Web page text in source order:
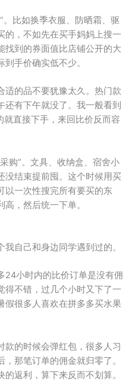
。比如换季衣服、防晒霜、驱
的，不如先在买手妈妈上搜一
找到的券面值比店铺公开的大
手价确实低不少。
适的品不要犹豫太久。热门款
有下午就没了。我一般看到
就直接下手，来回比价反而容
购”。文具、收纳盒、宿舍小
没结束提前囤。这个时候用买
以一次性搜完所有要买的东
，然后统一下单。
自己和身边同学遇到过的。
24小时内的比价订单是没有佣
得不错，过几个小时又下了一
假很多人喜欢在拼多多买水果
款的时候会弹红包，很多人习
那笔订单的佣金就归零了。
返利，算下来反而不划算。